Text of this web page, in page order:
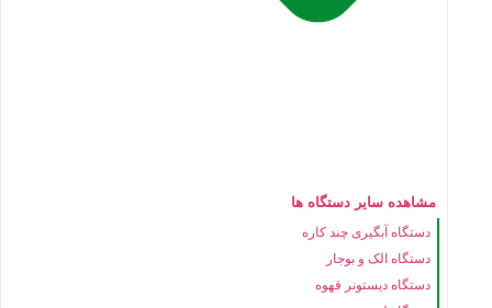
مشاهده سایر دستگاه ها
دستگاه آبگیری چند کاره
دستگاه الک و بوجار
دستگاه دیستونر قهوه